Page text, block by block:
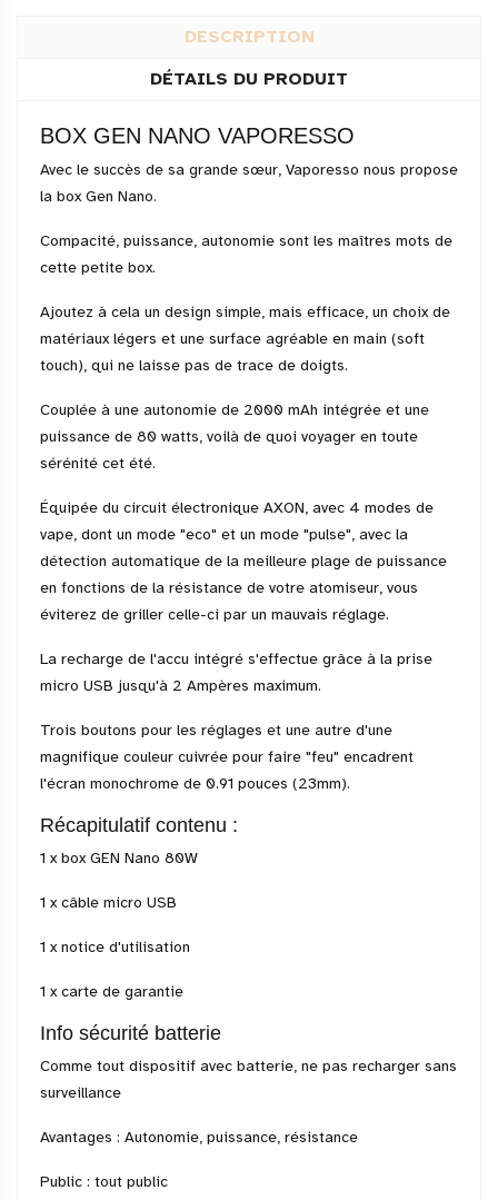
DESCRIPTION
DÉTAILS DU PRODUIT
BOX GEN NANO VAPORESSO
Avec le succès de sa grande sœur, Vaporesso nous propose
la box Gen Nano.
Compacité, puissance, autonomie sont les maîtres mots de
cette petite box.
Ajoutez à cela un design simple, mais efficace, un choix de
matériaux légers et une surface agréable en main (soft
touch), qui ne laisse pas de trace de doigts.
Couplée à une autonomie de 2000 mAh intégrée et une
puissance de 80 watts, voilà de quoi voyager en toute
sérénité cet été.
Équipée du circuit électronique AXON, avec 4 modes de
vape, dont un mode "eco" et un mode "pulse", avec la
détection automatique de la meilleure plage de puissance
en fonctions de la résistance de votre atomiseur, vous
éviterez de griller celle-ci par un mauvais réglage.
La recharge de l'accu intégré s'effectue grâce à la prise
micro USB jusqu'à 2 Ampères maximum.
Trois boutons pour les réglages et une autre d'une
magnifique couleur cuivrée pour faire "feu" encadrent
l'écran monochrome de 0.91 pouces (23mm).
Récapitulatif contenu :
1 x box GEN Nano 80W
1 x câble micro USB
1 x notice d'utilisation
1 x carte de garantie
Info sécurité batterie
Comme tout dispositif avec batterie, ne pas recharger sans
surveillance
Avantages : Autonomie, puissance, résistance
Public : tout public